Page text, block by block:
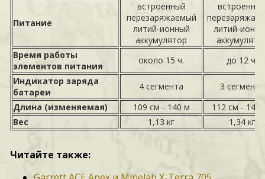
Питание
встроенный
перезаряжаемый
литий-ионный
аккумулятор
литий-
Время работы
элементов питания
около 15 ч.
до 12 ч.
Индикатор заряда
батареи
4 сегмента
3 сегмента
Длина (изменяемая)
109 см - 140 м
112 см - 144
Вес
1,13 кг 1,34 кг
Читайте также: